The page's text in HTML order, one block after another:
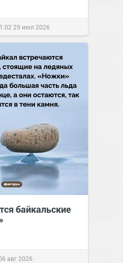
29 июл 2026
байкальские
авг 2026